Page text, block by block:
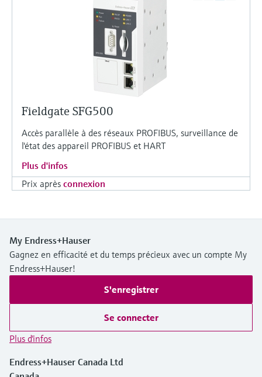
Fieldgate SFG500
Accès parallèle à des réseaux PROFIBUS, surveillance de
l'état des appareil PROFIBUS et HART
Plus d'infos
Prix après connexion
My Endress+Hauser
Gagnez en efficacité et du temps précieux avec un compte My
Endress+Hauser!
S'enregistrer
Se connecter
Plus d'infos
Endress+Hauser Canada Ltd